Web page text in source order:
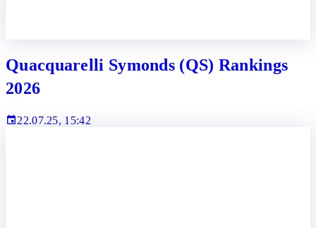
Quacquarelli Symonds (QS) Rankings
2026
22.07.25, 15:42